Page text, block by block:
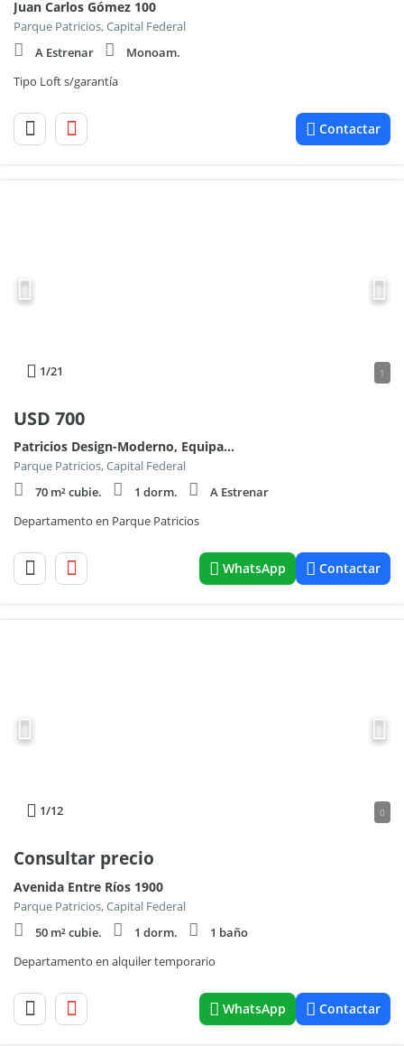
Juan Carlos Gómez 100
Parque Patricios, Capital Federal
A Estrenar
Monoam.
Tipo Loft s/garantía
Contactar
1/21 1
USD 700
Patricios Design-Moderno, Equipado y Luminoso.
Parque Patricios, Capital Federal
70 m² cubie.
1 dorm.
A Estrenar
Departamento en Parque Patricios
WhatsApp Contactar
1/12 0
Consultar precio
Avenida Entre Ríos 1900
Parque Patricios, Capital Federal
50 m² cubie.
1 dorm.
1 baño
Departamento en alquiler temporario
WhatsApp Contactar